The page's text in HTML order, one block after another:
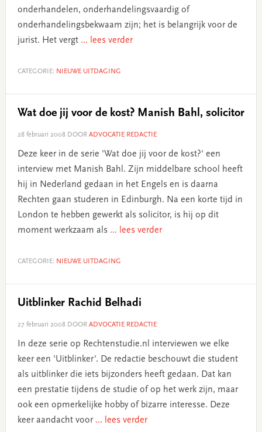
onderhandelen, onderhandelingsvaardig of
onderhandelingsbekwaam zijn; het is belangrijk voor de
jurist. Het vergt ... lees verder
CATEGORIE: NIEUWE UITDAGING
Wat doe jij voor de kost? Manish Bahl, solicitor
28 februari 2008DOOR ADVOCATIE REDACTIE
Deze keer in de serie 'Wat doe jij voor de kost?' een
interview met Manish Bahl. Zijn middelbare school heeft
hij in Nederland gedaan in het Engels en is daarna
Rechten gaan studeren in Edinburgh. Na een korte tijd in
London te hebben gewerkt als solicitor, is hij op dit
moment werkzaam als ... lees verder
CATEGORIE: NIEUWE UITDAGING
Uitblinker Rachid Belhadi
27 februari 2008DOOR ADVOCATIE REDACTIE
In deze serie op Rechtenstudie.nl interviewen we elke
keer een 'Uitblinker'. De redactie beschouwt die student
als uitblinker die iets bijzonders heeft gedaan. Dat kan
een prestatie tijdens de studie of op het werk zijn, maar
ook een opmerkelijke hobby of bizarre interesse. Deze
keer aandacht voor ... lees verder